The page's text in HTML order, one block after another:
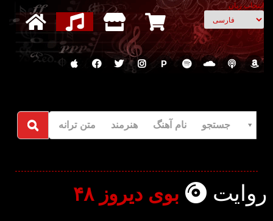
انتخاب زبان
P
جستجو نام آهنگ هنرمند متن ترانه
روایت بوی دیروز ۴۸